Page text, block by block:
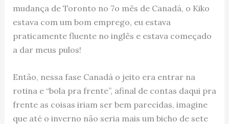
mudança de Toronto no 7o mês de Canadá, o Kiko
estava com um bom emprego, eu estava
praticamente fluente no inglês e estava começado
a dar meus pulos!
Então, nessa fase Canadá o jeito era entrar na
rotina e “bola pra frente”, afinal de contas daqui pra
frente as coisas iriam ser bem parecidas, imagine
que até o inverno não seria mais um bicho de sete